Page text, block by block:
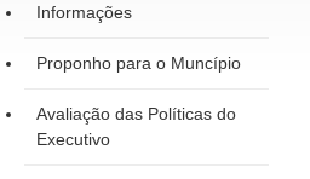
Informações
Proponho para o Muncípio
Avaliação das Políticas do
Executivo